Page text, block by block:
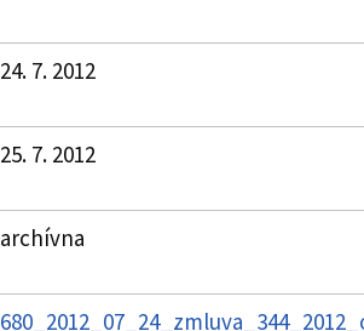
24. 7. 2012
25. 7. 2012
archívna